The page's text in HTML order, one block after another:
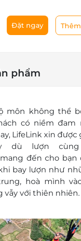
Đặt ngay
phẩm
môn không thể
có niềm đam
LifeLink xin được
dù lượn
đến cho bạn
bay lượn như
hoà mình
vẫy với thiên nhiên.